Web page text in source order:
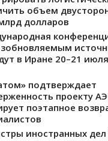
объем
долларов
в Иране 20–21 июля
подтверждает
проекту
поэтапное
иностранных